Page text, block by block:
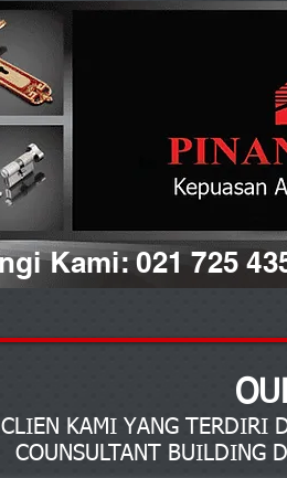
Kami: 021 725
KAMI YANG TERDIRI
COUNSULTANT BUILDING